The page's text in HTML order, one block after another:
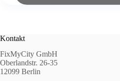
Kontakt
FixMyCity GmbH
Oberlandstr. 26-35
12099 Berlin